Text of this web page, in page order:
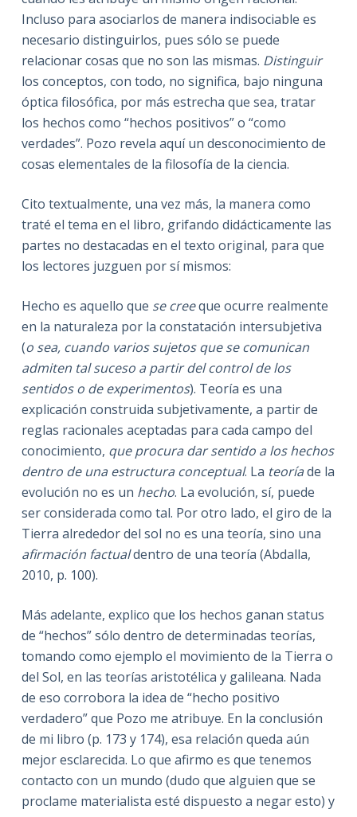
Incluso para asociarlos de manera indisociable es
necesario distinguirlos, pues sólo se puede
relacionar cosas que no son las mismas. Distinguir
los conceptos, con todo, no significa, bajo ninguna
óptica filosófica, por más estrecha que sea, tratar
los hechos como “hechos positivos” o “como
verdades”. Pozo revela aquí un desconocimiento de
cosas elementales de la filosofía de la ciencia.
Cito textualmente, una vez más, la manera como
traté el tema en el libro, grifando didácticamente las
partes no destacadas en el texto original, para que
los lectores juzguen por sí mismos:
Hecho es aquello que se creeque ocurre realmente
en la naturaleza por la constatación intersubjetiva
(o sea, cuando varios sujetos que se comunican
admiten tal suceso a partir del control de los
sentidos o de experimentos). Teoría es una
explicación construida subjetivamente, a partir de
reglas racionales aceptadas para cada campo del
conocimiento, que procura dar sentido a los hechos
dentro de una estructura conceptual. La teoríade la
evolución no es un hecho. La evolución, sí, puede
ser considerada como tal. Por otro lado, el giro de la
Tierra alrededor del sol no es una teoría, sino una
afirmación factualdentro de una teoría (Abdalla,
2010, p. 100).
Más adelante, explico que los hechos ganan status
de “hechos” sólo dentro de determinadas teorías,
tomando como ejemplo el movimiento de la Tierra o
del Sol, en las teorías aristotélica y galileana. Nada
de eso corrobora la idea de “hecho positivo
verdadero” que Pozo me atribuye. En la conclusión
de mi libro (p. 173 y 174), esa relación queda aún
mejor esclarecida. Lo que afirmo es que tenemos
contacto con un mundo (dudo que alguien que se
proclame materialista esté dispuesto a negar esto) y